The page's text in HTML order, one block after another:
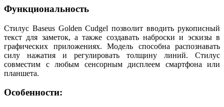
Функциональность
Стилус Baseus Golden Cudgel позволит вводить рукописный
текст для заметок, а также создавать наброски и эскизы в
графических приложениях. Модель способна распознавать
силу нажатия и регулировать толщину линий. Стилус
совместим с любым сенсорным дисплеем смартфона или
планшета.
Особенности: